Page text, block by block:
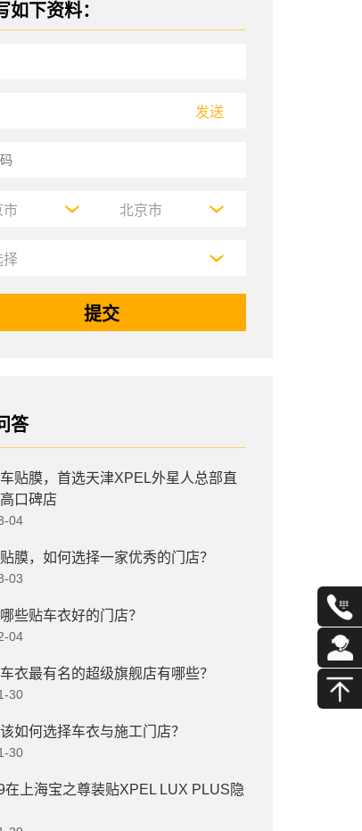
如下资料：
发送
答
贴膜，首选天津XPEL外星人总部直
口碑店
04
膜，如何选择一家优秀的门店？
03
些贴车衣好的门店？
04
车衣最有名的超级旗舰店有哪些？
30
如何选择车衣与施工门店？
30
在上海宝之尊装贴XPEL LUX PLUS隐